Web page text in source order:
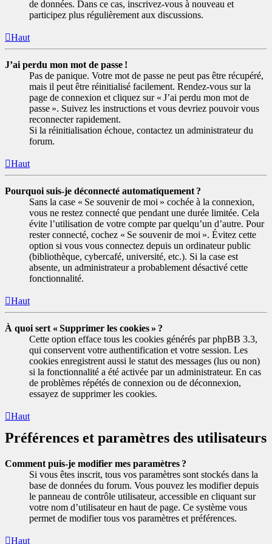
de données. Dans ce cas, inscrivez-vous à nouveau et
participez plus régulièrement aux discussions.
Haut
J’ai perdu mon mot de passe !
Pas de panique. Votre mot de passe ne peut pas être récupéré,
mais il peut être réinitialisé facilement. Rendez-vous sur la
page de connexion et cliquez sur « J’ai perdu mon mot de
passe ». Suivez les instructions et vous devriez pouvoir vous
reconnecter rapidement.
Si la réinitialisation échoue, contactez un administrateur du
forum.
Haut
Pourquoi suis-je déconnecté automatiquement ?
Sans la case « Se souvenir de moi » cochée à la connexion,
vous ne restez connecté que pendant une durée limitée. Cela
évite l’utilisation de votre compte par quelqu’un d’autre. Pour
rester connecté, cochez « Se souvenir de moi ». Évitez cette
option si vous vous connectez depuis un ordinateur public
(bibliothèque, cybercafé, université, etc.). Si la case est
absente, un administrateur a probablement désactivé cette
fonctionnalité.
Haut
À quoi sert « Supprimer les cookies » ?
Cette option efface tous les cookies générés par phpBB 3.3,
qui conservent votre authentification et votre session. Les
cookies enregistrent aussi le statut des messages (lus ou non)
si la fonctionnalité a été activée par un administrateur. En cas
de problèmes répétés de connexion ou de déconnexion,
essayez de supprimer les cookies.
Haut
Préférences et paramètres des utilisateurs
Comment puis-je modifier mes paramètres ?
Si vous êtes inscrit, tous vos paramètres sont stockés dans la
base de données du forum. Vous pouvez les modifier depuis
le panneau de contrôle utilisateur, accessible en cliquant sur
votre nom d’utilisateur en haut de page. Ce système vous
permet de modifier tous vos paramètres et préférences.
Haut